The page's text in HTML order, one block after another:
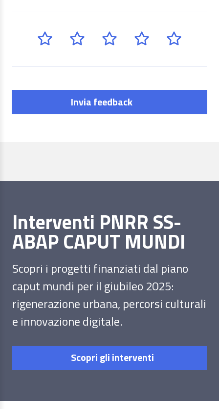
Invia feedback
Interventi PNRR SS-
ABAP CAPUT MUNDI
Scopri i progetti finanziati dal piano
caput mundi per il giubileo 2025:
rigenerazione urbana, percorsi culturali
e innovazione digitale.
Scopri gli interventi